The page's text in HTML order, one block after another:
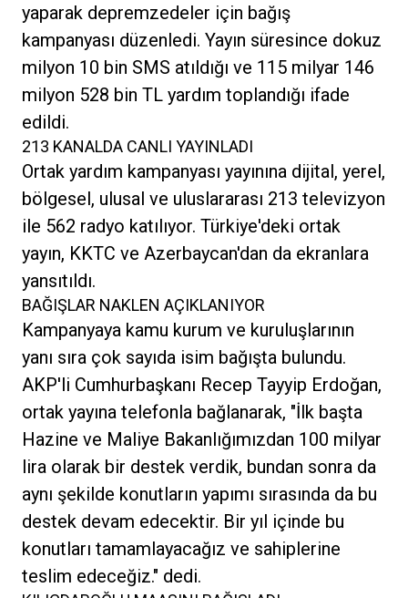
yaparak depremzedeler için bağış
kampanyası düzenledi. Yayın süresince dokuz
milyon 10 bin SMS atıldığı ve 115 milyar 146
milyon 528 bin TL yardım toplandığı ifade
edildi.
213 KANALDA CANLI YAYINLADI
Ortak yardım kampanyası yayınına dijital, yerel,
bölgesel, ulusal ve uluslararası 213 televizyon
ile 562 radyo katılıyor. Türkiye'deki ortak
yayın, KKTC ve Azerbaycan'dan da ekranlara
yansıtıldı.
BAĞIŞLAR NAKLEN AÇIKLANIYOR
Kampanyaya kamu kurum ve kuruluşlarının
yanı sıra çok sayıda isim bağışta bulundu.
AKP'li Cumhurbaşkanı Recep Tayyip Erdoğan,
ortak yayına telefonla bağlanarak, "İlk başta
Hazine ve Maliye Bakanlığımızdan 100 milyar
lira olarak bir destek verdik, bundan sonra da
aynı şekilde konutların yapımı sırasında da bu
destek devam edecektir. Bir yıl içinde bu
konutları tamamlayacağız ve sahiplerine
teslim edeceğiz." dedi.